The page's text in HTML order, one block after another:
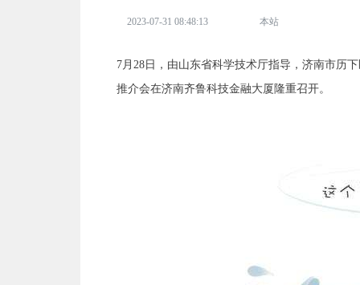
2023-07-31 08:48:13 本站
7月28日，由山东省科学技术厅指导，济南市历
推介会在济南齐鲁科技金融大厦隆重召开。